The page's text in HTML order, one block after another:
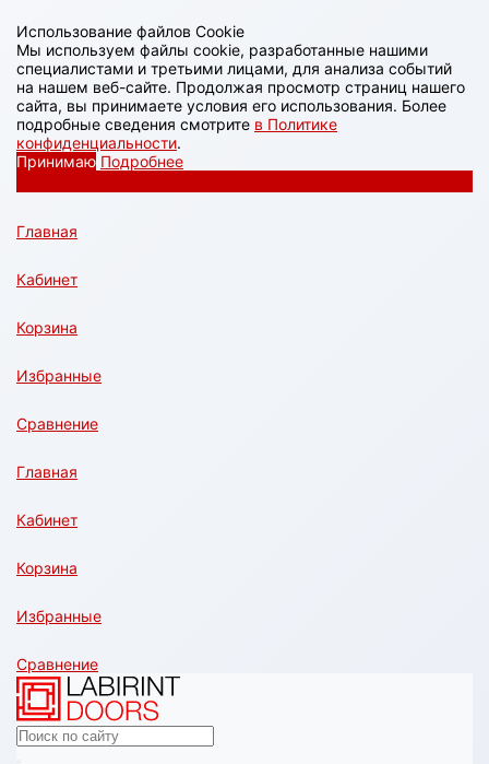
Использование файлов Cookie
Мы используем файлы cookie, разработанные нашими
специалистами и третьими лицами, для анализа событий
на нашем веб-сайте. Продолжая просмотр страниц нашего
сайта, вы принимаете условия его использования. Более
подробные сведения смотрите в Политике
конфиденциальности.
Принимаю Подробнее
Главная
Кабинет
Корзина
Избранные
Сравнение
Главная
Кабинет
Корзина
Избранные
Сравнение